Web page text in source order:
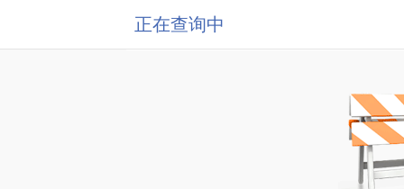
正在查询中